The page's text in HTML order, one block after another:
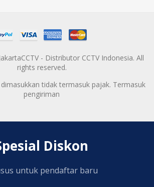
- Distributor CCTV Indonesia. All
rights reserved.
tidak termasuk pajak. Termasuk
pengiriman
Diskon
untuk pendaftar baru